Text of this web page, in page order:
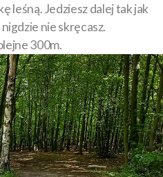
leśną. Jedziesz dalej tak jak
nie skręcasz.
300m.